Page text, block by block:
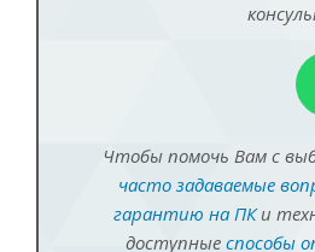
Чтобы помочь Вам с
часто задаваемые
гарантию на ПКи
доступные способы